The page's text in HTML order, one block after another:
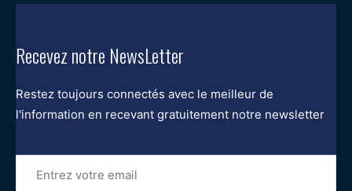
Recevez notre NewsLetter
Restez toujours connectés avec le meilleur de
l'information en recevant gratuitement notre newsletter
Entrez
votre
email